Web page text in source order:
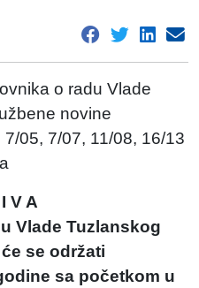
o radu Vlade
novine
05, 7/07, 11/08, 16/13
V A
Vlade Tuzlanskog
se održati
sa početkom u